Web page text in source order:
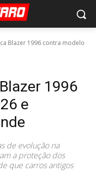
Blazer 1996 contra modelo
1996
e
de evolução na
a proteção dos
que carros antigos